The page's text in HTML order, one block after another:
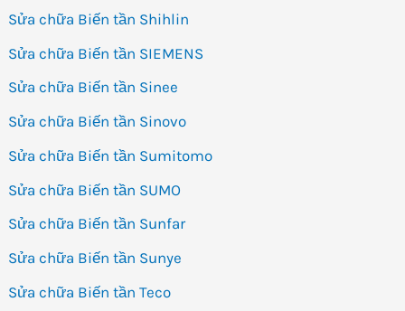
Sửa chữa Biến tần Shihlin
Sửa chữa Biến tần SIEMENS
Sửa chữa Biến tần Sinee
Sửa chữa Biến tần Sinovo
Sửa chữa Biến tần Sumitomo
Sửa chữa Biến tần SUMO
Sửa chữa Biến tần Sunfar
Sửa chữa Biến tần Sunye
Sửa chữa Biến tần Teco